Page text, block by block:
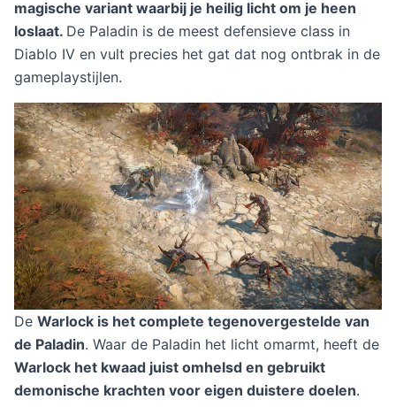
magische variant waarbij je heilig licht om je heen
loslaat. De Paladin is de meest defensieve class in
Diablo IV en vult precies het gat dat nog ontbrak in de
gameplaystijlen.
De Warlock is het complete tegenovergestelde van
de Paladin. Waar de Paladin het licht omarmt, heeft de
Warlock het kwaad juist omhelsd en gebruikt
demonische krachten voor eigen duistere doelen.